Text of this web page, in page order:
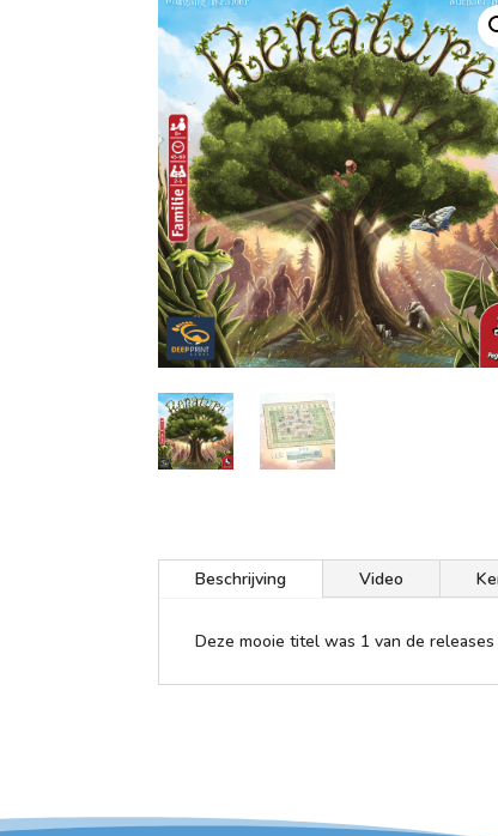
Beschrijving Video
Deze mooie titel was 1 van de